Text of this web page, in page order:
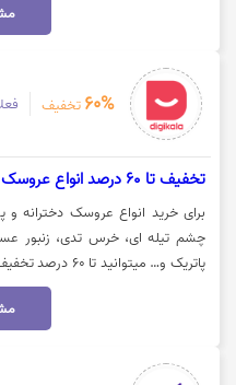
60% تخفیف
تخفیف تا 60 درصد انواع عروسک از دیجی کالا
برای خرید انواع عروسک
چشم تیله ای، خرس تدی، زنبور
پاتریک و…
شوید. جهت استفاده از تخفیف و